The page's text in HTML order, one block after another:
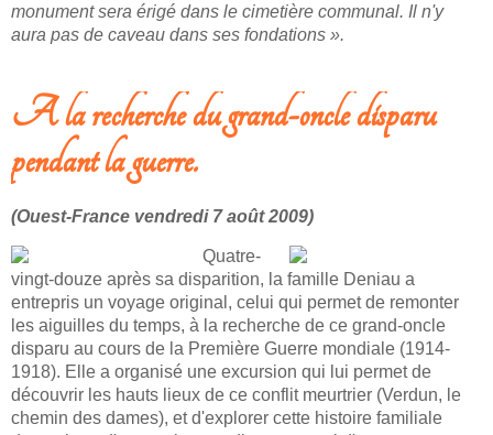
monument sera érigé dans le cimetière communal. Il n'y
aura pas de caveau dans ses fondations ».
A la recherche du grand-oncle disparu
pendant la guerre.
(Ouest-France vendredi 7 août 2009)
Quatre-
vingt-douze après sa disparition, la famille Deniau a
entrepris un voyage original, celui qui permet de remonter
les aiguilles du temps, à la recherche de ce grand-oncle
disparu au cours de la Première Guerre mondiale (1914-
1918). Elle a organisé une excursion qui lui permet de
découvrir les hauts lieux de ce conflit meurtrier (Verdun, le
chemin des dames), et d'explorer cette histoire familiale